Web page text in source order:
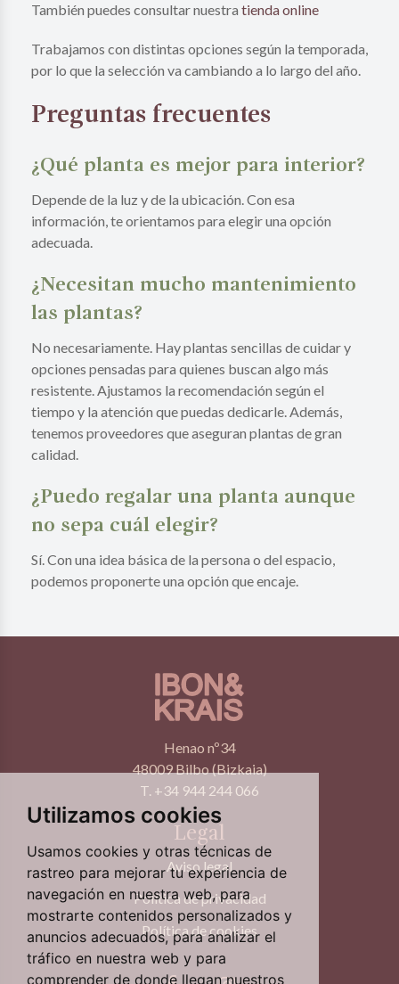
Utilizamos cookies
Usamos cookies y otras técnicas de
rastreo para mejorar tu experiencia de
navegación en nuestra web, para
mostrarte contenidos personalizados y
anuncios adecuados, para analizar el
tráfico en nuestra web y para
comprender de donde llegan nuestros
También puedes consultar nuestra tienda online
Trabajamos con distintas opciones según la temporada,
por lo que la selección va cambiando a lo largo del año.
Preguntas frecuentes
¿Qué planta es mejor para interior?
Depende de la luz y de la ubicación. Con esa
información, te orientamos para elegir una opción
adecuada.
¿Necesitan mucho mantenimiento
las plantas?
No necesariamente. Hay plantas sencillas de cuidar y
opciones pensadas para quienes buscan algo más
resistente. Ajustamos la recomendación según el
tiempo y la atención que puedas dedicarle. Además,
tenemos proveedores que aseguran plantas de gran
calidad.
¿Puedo regalar una planta aunque
no sepa cuál elegir?
Sí. Con una idea básica de la persona o del espacio,
podemos proponerte una opción que encaje.
Henao nº34
48009 Bilbo (Bizkaia)
T. +34 944 244 066
Legal
Aviso legal
Política de privacidad
Política de cookies